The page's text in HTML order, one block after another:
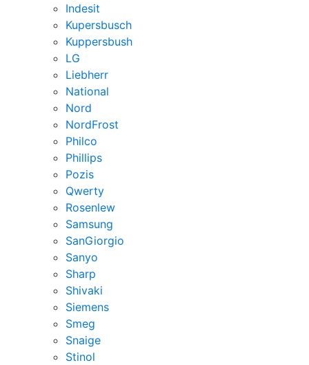
Indesit
Kupersbusch
Kuppersbush
LG
Liebherr
National
Nord
NordFrost
Philco
Phillips
Pozis
Qwerty
Rosenlew
Samsung
SanGiorgio
Sanyo
Sharp
Shivaki
Siemens
Smeg
Snaige
Stinol